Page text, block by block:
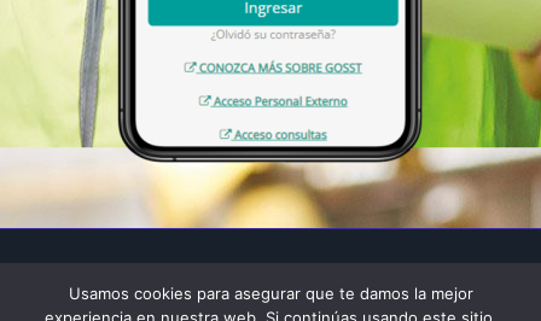
Usamos cookies para asegurar que te damos la mejor